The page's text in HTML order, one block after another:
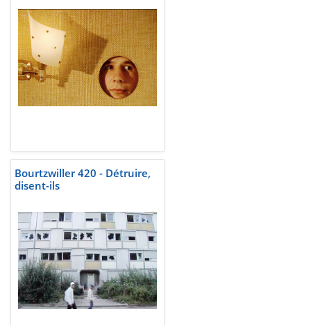
Bourtzwiller 420 - Détruire,
disent-ils